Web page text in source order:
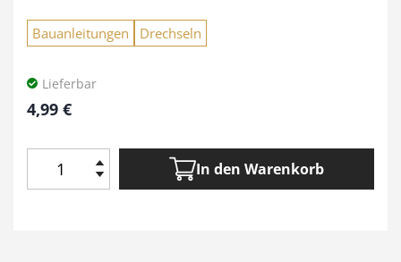
Bauanleitungen Drechseln
Lieferbar
4,99 €
In den Warenkorb